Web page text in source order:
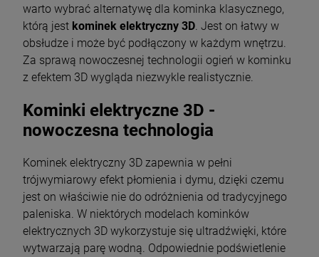
warto wybrać alternatywę dla kominka klasycznego,
którą jest kominek elektryczny 3D. Jest on łatwy w
obsłudze i może być podłączony w każdym wnętrzu.
Za sprawą nowoczesnej technologii ogień w kominku
z efektem 3D wygląda niezwykle realistycznie.
Kominki elektryczne 3D -
nowoczesna technologia
Kominek elektryczny 3D zapewnia w pełni
trójwymiarowy efekt płomienia i dymu, dzięki czemu
jest on właściwie nie do odróżnienia od tradycyjnego
paleniska. W niektórych modelach kominków
elektrycznych 3D wykorzystuje się ultradźwięki, które
wytwarzają parę wodną. Odpowiednie podświetlenie